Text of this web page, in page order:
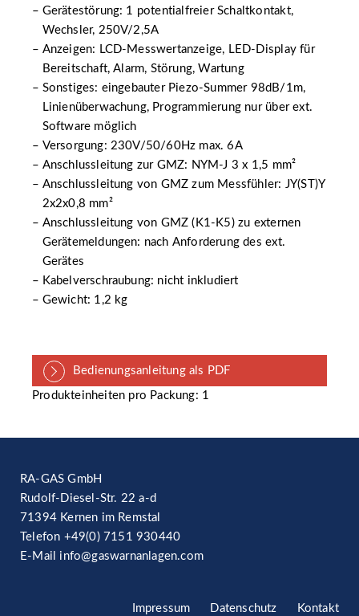
Gerätestörung: 1 potentialfreier Schaltkontakt,
Wechsler, 250V/2,5A
Anzeigen: LCD-Messwertanzeige, LED-Display für
Bereitschaft, Alarm, Störung, Wartung
Sonstiges: eingebauter Piezo-Summer 98dB/1m,
Linienüberwachung, Programmierung nur über ext.
Software möglich
Versorgung: 230V/50/60Hz max. 6A
Anschlussleitung zur GMZ: NYM-J 3 x 1,5 mm²
Anschlussleitung von GMZ zum Messfühler: JY(ST)Y
2x2x0,8 mm²
Anschlussleitung von GMZ (K1-K5) zu externen
Gerätemeldungen: nach Anforderung des ext.
Gerätes
Kabelverschraubung: nicht inkludiert
Gewicht: 1,2 kg
Bedienungsanleitung als PDF
Produkteinheiten pro Packung: 1
RA-GAS GmbH
Rudolf-Diesel-Str. 22 a-d
71394 Kernen im Remstal
Telefon +49(0) 7151 930440
E-Mail info@gaswarnanlagen.com
Impressum Datenschutz Kontakt